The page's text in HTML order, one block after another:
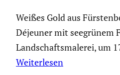
Weißes Gold aus
Déjeuner mit seegrünem
Landschaftsmalerei, um
Weiterlesen